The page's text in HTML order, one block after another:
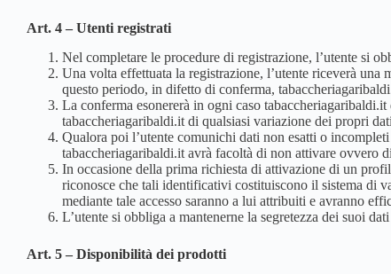
Art. 4 – Utenti registrati
Nel completare le procedure di registrazione, l’utente si
Una volta effettuata la registrazione, l’utente riceverà
questo periodo, in difetto di conferma,
La conferma esonererà in ogni caso
tabaccheriagaribaldi.it di qualsiasi variazione dei propri
Qualora poi l’utente comunichi dati non esatti o
tabaccheriagaribaldi.it avrà facoltà di non attivare ovvero
In occasione della prima richiesta di attivazione di un
riconosce che tali identificativi costituiscono il sistema di
mediante tale accesso saranno a lui attribuiti e avranno
L’utente si obbliga a mantenerne la segretezza dei suoi
Art. 5 – Disponibilità dei prodotti